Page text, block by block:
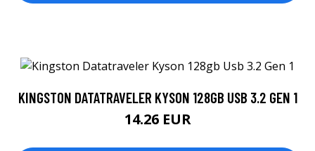
KINGSTON DATATRAVELER KYSON 128GB USB 3.2 GEN 1
14.26 EUR